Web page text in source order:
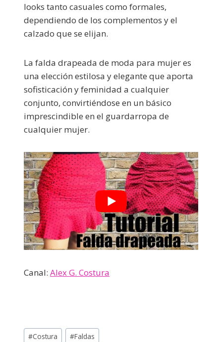
looks tanto casuales como formales,
dependiendo de los complementos y el
calzado que se elijan.
La falda drapeada de moda para mujer es
una elección estilosa y elegante que aporta
sofisticación y feminidad a cualquier
conjunto, convirtiéndose en un básico
imprescindible en el guardarropa de
cualquier mujer.
Canal: Alex G. Costura
#Costura #Faldas